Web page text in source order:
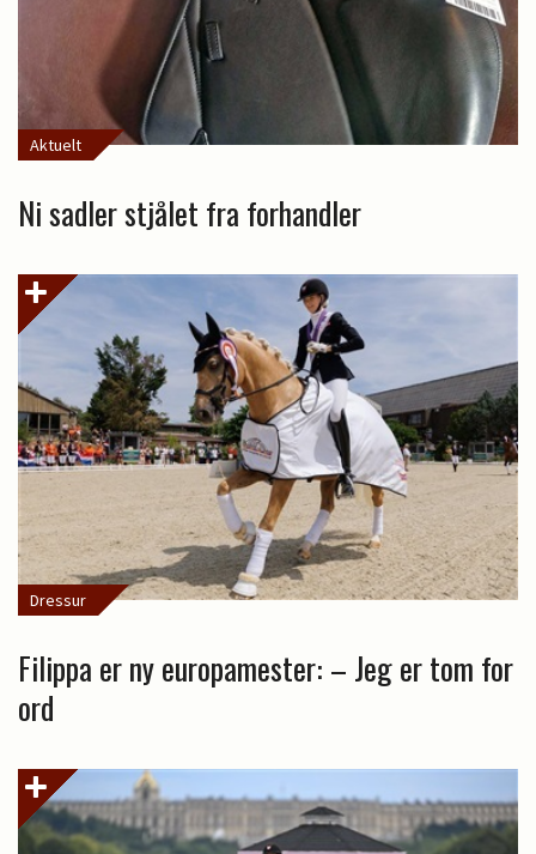
Aktuelt
Ni sadler stjålet fra forhandler
Dressur
Filippa er ny europamester: – Jeg er tom for
ord